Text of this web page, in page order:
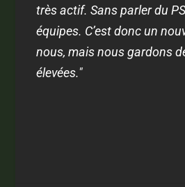
très actif. Sans parler du
équipes. C’est donc un
nous, mais nous gardons
élevées."